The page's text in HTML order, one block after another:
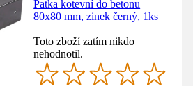
Patka kotevní do betonu
80x80 mm, zinek černý, 1ks
Toto zboží zatím nikdo
nehodnotil.